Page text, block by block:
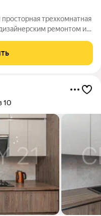
трехкомнатная
ремонтом и
84,4 кв.м. - Гoстинaя
10